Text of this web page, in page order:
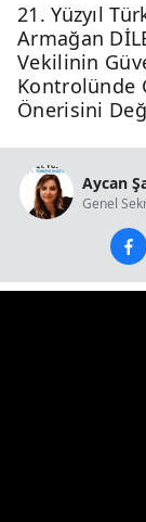
21. Yüzyıl
Armağan
Vekilinin
Kontrolünde
Önerisini
Aycan
Genel